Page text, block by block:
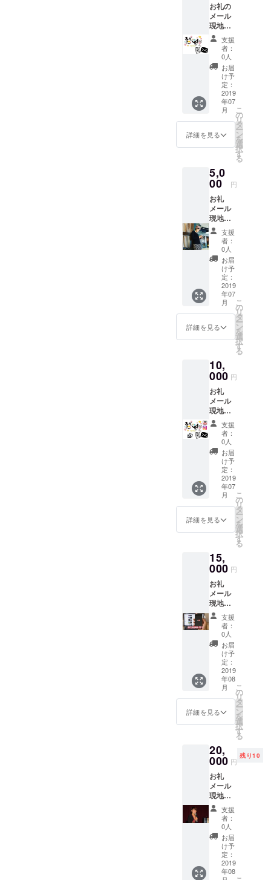
お礼の
メール
現地活
動レ
ポート
支援
者：
0人
お届
け予
定：
2019
年07
月
詳細を見る
こ
の
リ
タ
ー
ン
を
選
択
す
る
5,0
00 円
お礼
メール
現地活
動レ
ポート
最新ラ
イブ動
画配信
写真の
共有
支援
者：
0人
お届
け予
定：
2019
年07
月
詳細を見る
こ
の
リ
タ
ー
ン
を
選
択
す
る
10,
000 円
お礼
メール
現地活
動レ
ポート
最新ラ
イブ動
画配信
写真の
共有 動
画配信
支援
者：
0人
お届
け予
定：
2019
年07
月
詳細を見る
こ
の
リ
タ
ー
ン
を
選
択
す
る
15,
000 円
お礼
メール
現地活
動レ
ポート
最新ラ
イブ動
画配信
写真の
共有 動
画配信
限定動
画配信
（イン
タ
ビュー
部、プ
ライ
ベート
映像な
ど）
支援
者：
0人
お届
け予
定：
2019
年08
月
詳細を見る
こ
の
リ
タ
ー
ン
を
選
択
す
る
20,
000 円
残り10
お礼
メール
現地活
動レ
ポート
最新ラ
イブ動
画配信
写真の
共有 動
画配信
支援
者：
0人
お届
け予
定：
2019
年08